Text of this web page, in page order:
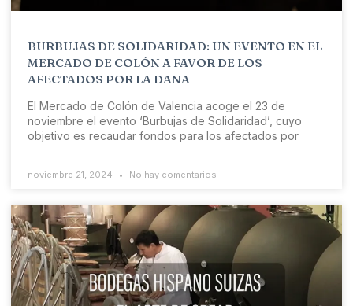
BURBUJAS DE SOLIDARIDAD: UN EVENTO EN EL
MERCADO DE COLÓN A FAVOR DE LOS
AFECTADOS POR LA DANA
El Mercado de Colón de Valencia acoge el 23 de
noviembre el evento ‘Burbujas de Solidaridad’, cuyo
objetivo es recaudar fondos para los afectados por
noviembre 21, 2024 No hay comentarios